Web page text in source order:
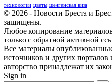
технологии цветы шенгенская виза
© 2026 - Новости Бреста и
защищены.
Любое копирование
только с обратной активной
Все материалы
источников и других порталов
авторство принадлежат их
Sign in